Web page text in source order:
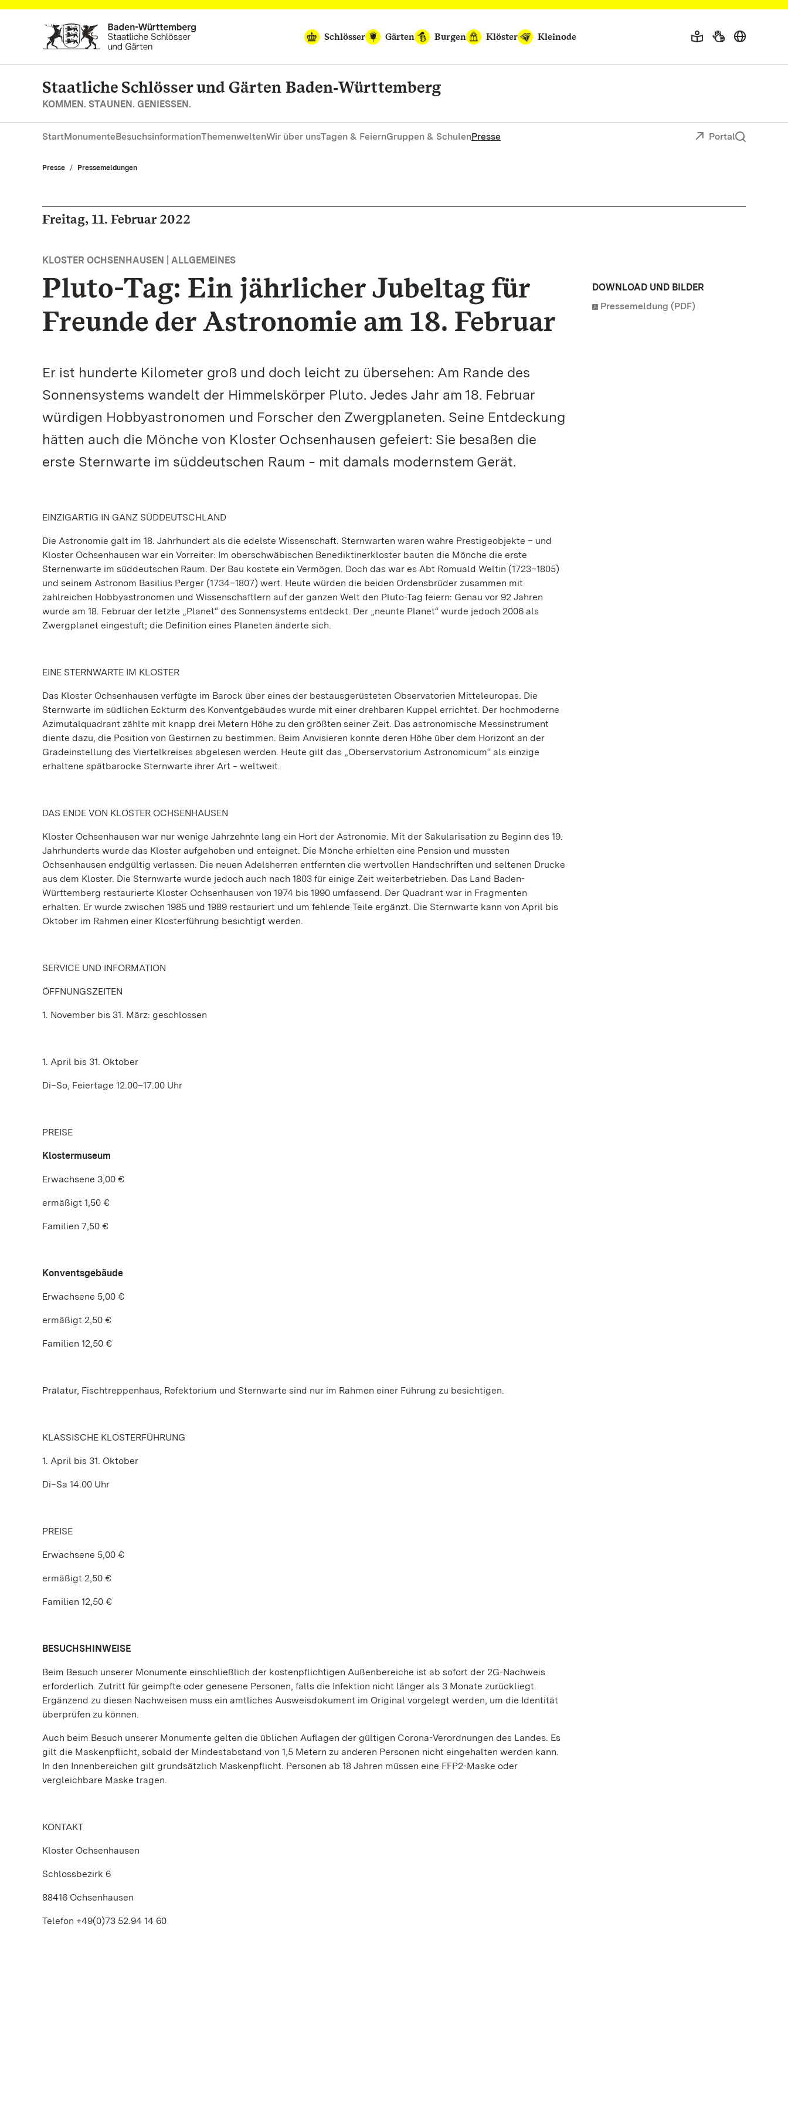
Zum Hauptinhalt springen
Schlösser
Gärten Burgen Klöster Kleinode
Staatliche Schlösser und Gärten Baden‑Württemberg
KOMMEN. STAUNEN. GENIESSEN.
StartMonumenteBesuchsinformationThemenweltenWir über unsTagen & FeiernGruppen & SchulenPresse Portal
Presse Pressemeldungen
Freitag, 11. Februar 2022
KLOSTER OCHSENHAUSEN | ALLGEMEINES
Pluto-Tag: Ein jährlicher Jubeltag für
Freunde der Astronomie am 18. Februar
Er ist hunderte Kilometer groß und doch leicht zu übersehen: Am Rande des
Sonnensystems wandelt der Himmelskörper Pluto. Jedes Jahr am 18. Februar
würdigen Hobbyastronomen und Forscher den Zwergplaneten. Seine Entdeckung
hätten auch die Mönche von Kloster Ochsenhausen gefeiert: Sie besaßen die
erste Sternwarte im süddeutschen Raum ‒ mit damals modernstem Gerät.
EINZIGARTIG IN GANZ SÜDDEUTSCHLAND
Die Astronomie galt im 18. Jahrhundert als die edelste Wissenschaft. Sternwarten waren wahre Prestigeobjekte – und
Kloster Ochsenhausen war ein Vorreiter: Im oberschwäbischen Benediktinerkloster bauten die Mönche die erste
Sternenwarte im süddeutschen Raum. Der Bau kostete ein Vermögen. Doch das war es Abt Romuald Weltin (1723–1805)
und seinem Astronom Basilius Perger (1734–1807) wert. Heute würden die beiden Ordensbrüder zusammen mit
zahlreichen Hobbyastronomen und Wissenschaftlern auf der ganzen Welt den Pluto-Tag feiern: Genau vor 92 Jahren
wurde am 18. Februar der letzte „Planet“ des Sonnensystems entdeckt. Der „neunte Planet“ wurde jedoch 2006 als
Zwergplanet eingestuft; die Definition eines Planeten änderte sich.
EINE STERNWARTE IM KLOSTER
Das Kloster Ochsenhausen verfügte im Barock über eines der bestausgerüsteten Observatorien Mitteleuropas. Die
Sternwarte im südlichen Eckturm des Konventgebäudes wurde mit einer drehbaren Kuppel errichtet. Der hochmoderne
Azimutalquadrant zählte mit knapp drei Metern Höhe zu den größten seiner Zeit. Das astronomische Messinstrument
diente dazu, die Position von Gestirnen zu bestimmen. Beim Anvisieren konnte deren Höhe über dem Horizont an der
Gradeinstellung des Viertelkreises abgelesen werden. Heute gilt das „Oberservatorium Astronomicum“ als einzige
erhaltene spätbarocke Sternwarte ihrer Art ‒ weltweit.
DAS ENDE VON KLOSTER OCHSENHAUSEN
Kloster Ochsenhausen war nur wenige Jahrzehnte lang ein Hort der Astronomie. Mit der Säkularisation zu Beginn des 19.
Jahrhunderts wurde das Kloster aufgehoben und enteignet. Die Mönche erhielten eine Pension und mussten
Ochsenhausen endgültig verlassen. Die neuen Adelsherren entfernten die wertvollen Handschriften und seltenen Drucke
aus dem Kloster. Die Sternwarte wurde jedoch auch nach 1803 für einige Zeit weiterbetrieben. Das Land Baden-
Württemberg restaurierte Kloster Ochsenhausen von 1974 bis 1990 umfassend. Der Quadrant war in Fragmenten
erhalten. Er wurde zwischen 1985 und 1989 restauriert und um fehlende Teile ergänzt. Die Sternwarte kann von April bis
Oktober im Rahmen einer Klosterführung besichtigt werden.
SERVICE UND INFORMATION
ÖFFNUNGSZEITEN
1. November bis 31. März: geschlossen
1. April bis 31. Oktober
Di–So, Feiertage 12.00–17.00 Uhr
PREISE
Klostermuseum
Erwachsene 3,00 €
ermäßigt 1,50 €
Familien 7,50 €
Konventsgebäude
Erwachsene 5,00 €
ermäßigt 2,50 €
Familien 12,50 €
Prälatur, Fischtreppenhaus, Refektorium und Sternwarte sind nur im Rahmen einer Führung zu besichtigen.
KLASSISCHE KLOSTERFÜHRUNG
1. April bis 31. Oktober
Di–Sa 14.00 Uhr
PREISE
Erwachsene 5,00 €
ermäßigt 2,50 €
Familien 12,50 €
BESUCHSHINWEISE
Beim Besuch unserer Monumente einschließlich der kostenpflichtigen Außenbereiche ist ab sofort der 2G-Nachweis
erforderlich. Zutritt für geimpfte oder genesene Personen, falls die Infektion nicht länger als 3 Monate zurückliegt.
Ergänzend zu diesen Nachweisen muss ein amtliches Ausweisdokument im Original vorgelegt werden, um die Identität
überprüfen zu können.
Auch beim Besuch unserer Monumente gelten die üblichen Auflagen der gültigen Corona-Verordnungen des Landes. Es
gilt die Maskenpflicht, sobald der Mindestabstand von 1,5 Metern zu anderen Personen nicht eingehalten werden kann.
In den Innenbereichen gilt grundsätzlich Maskenpflicht. Personen ab 18 Jahren müssen eine FFP2-Maske oder
vergleichbare Maske tragen.
KONTAKT
Kloster Ochsenhausen
Schlossbezirk 6
88416 Ochsenhausen
Telefon +49(0)73 52.94 14 60
DOWNLOAD UND BILDER
Pressemeldung (PDF)